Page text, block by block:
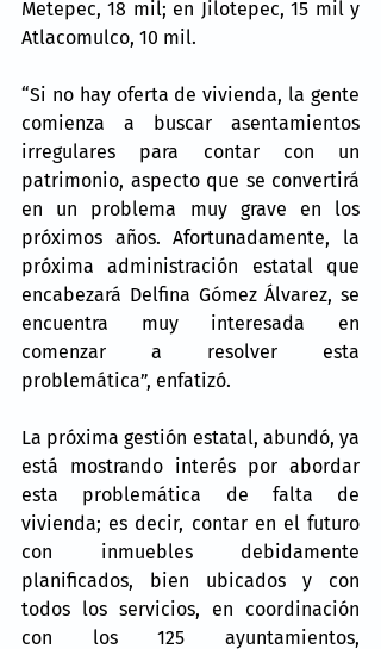
Metepec, 18 mil; en Jilotepec, 15 mil y
Atlacomulco, 10 mil.
“Si no hay oferta de vivienda, la gente
comienza a buscar asentamientos
irregulares para contar con un
patrimonio, aspecto que se convertirá
en un problema muy grave en los
próximos años. Afortunadamente, la
próxima administración estatal que
encabezará Delfina Gómez Álvarez, se
encuentra muy interesada en
comenzar a resolver esta
problemática”, enfatizó.
La próxima gestión estatal, abundó, ya
está mostrando interés por abordar
esta problemática de falta de
vivienda; es decir, contar en el futuro
con inmuebles debidamente
planificados, bien ubicados y con
todos los servicios, en coordinación
con los 125 ayuntamientos,